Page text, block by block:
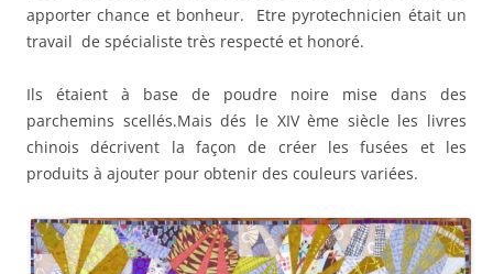
apporter chance et bonheur. Etre pyrotechnicien était un
travail de spécialiste très respecté et honoré.
Ils étaient à base de poudre noire mise dans des
parchemins scellés.Mais dés le XIV ème siècle les livres
chinois décrivent la façon de créer les fusées et les
produits à ajouter pour obtenir des couleurs variées.